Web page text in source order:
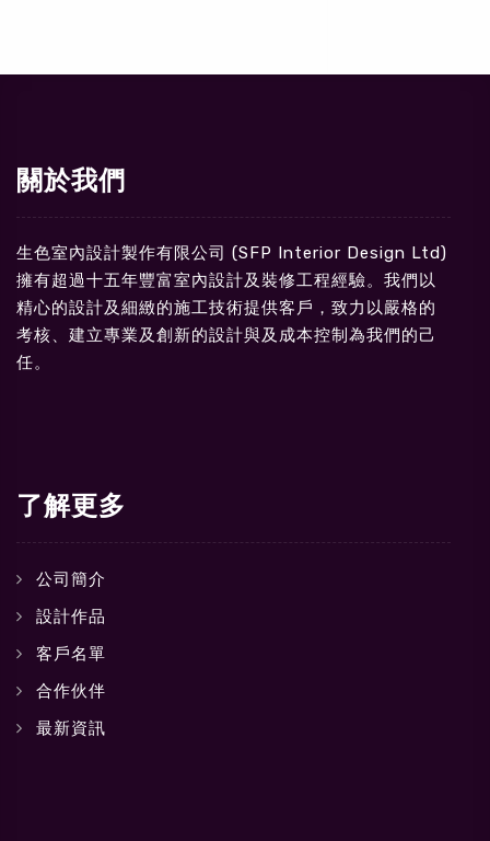
關於我們
生色室內設計製作有限公司 (SFP Interior Design Ltd)
擁有超過十五年豐富室內設計及裝修工程經驗。我們以
精心的設計及細緻的施工技術提供客戶，致力以嚴格的
考核、建立專業及創新的設計與及成本控制為我們的己
任。
了解更多
公司簡介
設計作品
客戶名單
合作伙伴
最新資訊